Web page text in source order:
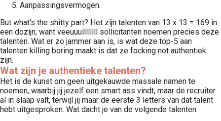
Aanpassingsvermogen.
But what's the shitty part? Het zijn talenten van 13 x 13 = 169 in
een dozijn, want veeuuullllllll sollicitanten noemen precies deze
talenten. Wat er zo jammer aan is, is wat deze top-5 aan
talenten killing boring maakt is dat ze focking not authentiek
zijn.
Wat zijn je authentieke talenten?
Het is de kunst om geen uitgekauwde massale namen te
noemen, waarbij jij jezelf een smart ass vindt, maar de recruiter
al in slaap valt, terwijl jij maar de eerste 3 letters van dat talent
hebt uitgesproken. Wat dacht je van de volgende talenten: